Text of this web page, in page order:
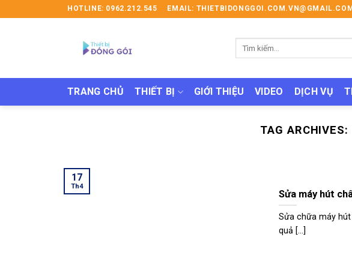
to
HOTLINE: 0962.212.545 EMAIL: THIETBIDONGGOI.COM.VN@GMAIL.COM
TRANG CHỦ THIẾT BỊ GIỚI THIỆU VIDEO DỊCH VỤ
TAG ARCHIVES:
Sửa máy hút
Sửa chữa máy
quả [...]
17
Th4